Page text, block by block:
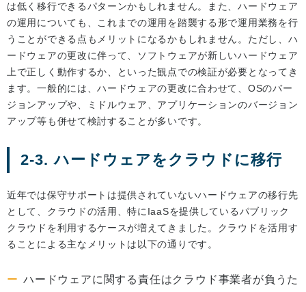
は低く移行できるパターンかもしれません。また、ハードウェア
の運用についても、これまでの運用を踏襲する形で運用業務を行
うことができる点もメリットになるかもしれません。ただし、ハ
ードウェアの更改に伴って、ソフトウェアが新しいハードウェア
上で正しく動作するか、といった観点での検証が必要となってき
ます。一般的には、ハードウェアの更改に合わせて、OSのバー
ジョンアップや、ミドルウェア、アプリケーションのバージョン
アップ等も併せて検討することが多いです。
2-3. ハードウェアをクラウドに移行
近年では保守サポートは提供されていないハードウェアの移行先
として、クラウドの活用、特にIaaSを提供しているパブリック
クラウドを利用するケースが増えてきました。クラウドを活用す
ることによる主なメリットは以下の通りです。
ハードウェアに関する責任はクラウド事業者が負うた